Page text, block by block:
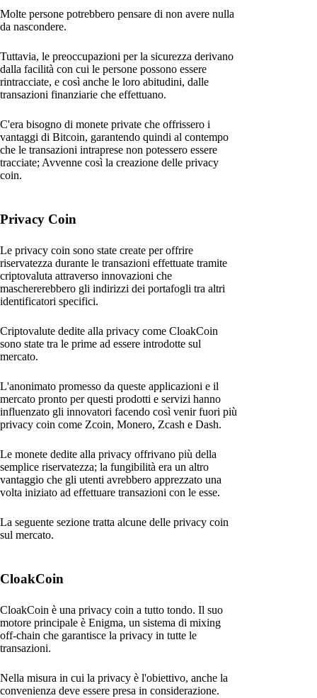
Molte persone potrebbero pensare di non avere nulla
da nascondere.
Tuttavia, le preoccupazioni per la sicurezza derivano
dalla facilità con cui le persone possono essere
rintracciate, e così anche le loro abitudini, dalle
transazioni finanziarie che effettuano.
C'era bisogno di monete private che offrissero i
vantaggi di Bitcoin, garantendo quindi al contempo
che le transazioni intraprese non potessero essere
tracciate; Avvenne così la creazione delle privacy
coin.
Privacy Coin
Le privacy coin sono state create per offrire
riservatezza durante le transazioni effettuate tramite
criptovaluta attraverso innovazioni che
maschererebbero gli indirizzi dei portafogli tra altri
identificatori specifici.
Criptovalute dedite alla privacy come CloakCoin
sono state tra le prime ad essere introdotte sul
mercato.
L'anonimato promesso da queste applicazioni e il
mercato pronto per questi prodotti e servizi hanno
influenzato gli innovatori facendo così venir fuori più
privacy coin come Zcoin, Monero, Zcash e Dash.
Le monete dedite alla privacy offrivano più della
semplice riservatezza; la fungibilità era un altro
vantaggio che gli utenti avrebbero apprezzato una
volta iniziato ad effettuare transazioni con le esse.
La seguente sezione tratta alcune delle privacy coin
sul mercato.
CloakCoin
CloakCoin è una privacy coin a tutto tondo. Il suo
motore principale è Enigma, un sistema di mixing
off-chain che garantisce la privacy in tutte le
transazioni.
Nella misura in cui la privacy è l'obiettivo, anche la
convenienza deve essere presa in considerazione.